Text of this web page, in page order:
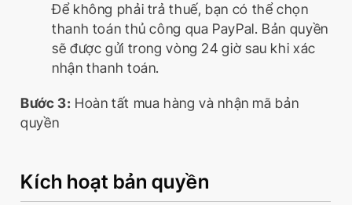
Để không phải trả thuế, bạn có thể chọn
thanh toán thủ công qua PayPal. Bản quyền
sẽ được gửi trong vòng 24 giờ sau khi xác
nhận thanh toán.
Bước 3: Hoàn tất mua hàng và nhận mã bản
quyền
Kích hoạt bản quyền